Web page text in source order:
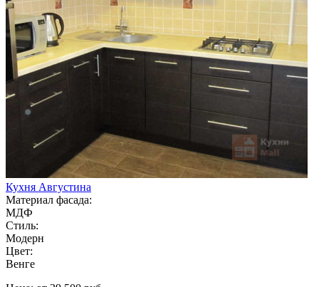
Кухня Августина
Материал фасада:
МДФ
Стиль:
Модерн
Цвет:
Венге